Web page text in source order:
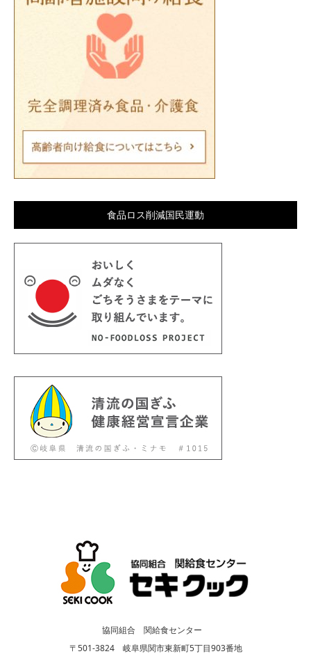
食品ロス削減国民運動
協同組合 関給食センター
〒501-3824 岐阜県関市東新町5丁目903番地